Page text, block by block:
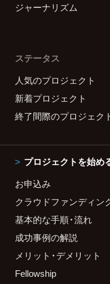
ジャーナリズム
ステータス
人気のプロジェクト
新着プロジェクト
終了間際のプロジェク
プロジェクトを始め
お申込み
クラウドファンディン
基本的な手順・流れ
成功事例の解説
メリット・デメリット
Fellowship